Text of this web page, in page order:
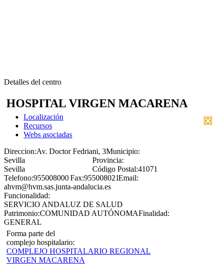
Detalles del centro
HOSPITAL VIRGEN MACARENA
Localización
Recursos
Webs asociadas
Direccion:Av. Doctor Fedriani, 3Municipio:
Sevilla
Provincia:
Sevilla
Código Postal:41071
Telefono:955008000Fax:955008021Email:
ahvm@hvm.sas.junta-andalucia.es
Funcionalidad:
SERVICIO ANDALUZ DE SALUD
Patrimonio:COMUNIDAD AUTÓNOMAFinalidad:
GENERAL
Forma parte del
complejo hospitalario:
COMPLEJO HOSPITALARIO REGIONAL
VIRGEN MACARENA